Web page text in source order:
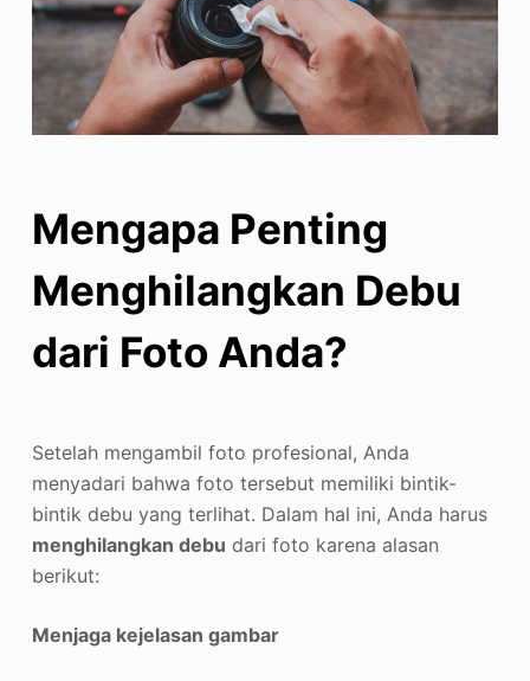
Mengapa Penting
Menghilangkan Debu
dari Foto Anda?
Setelah mengambil foto profesional, Anda
menyadari bahwa foto tersebut memiliki bintik-
bintik debu yang terlihat. Dalam hal ini, Anda harus
menghilangkan debu dari foto karena alasan
berikut:
Menjaga kejelasan gambar